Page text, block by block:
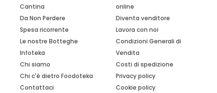
Cantina
Da Non Perdere
Spesa ricorrente
Le nostre Botteghe
Infoteka
Chi siamo
Chi c'è dietro Foodoteka
Contattaci
online
Diventa venditore
Lavora con noi
Condizioni Generali di
Vendita
Costi di spedizione
Privacy policy
Cookie policy